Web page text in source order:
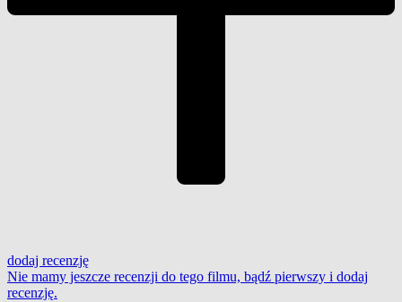
dodaj recenzję
Nie mamy jeszcze recenzji do tego filmu, bądź pierwszy i dodaj
recenzję.